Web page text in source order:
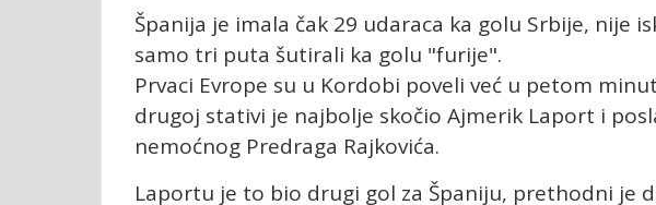
Španija je imala čak 29 udaraca ka golu Srbije, nije
samo tri puta šutirali ka golu "furije".
Prvaci Evrope su u Kordobi poveli već u petom
drugoj stativi je najbolje skočio Ajmerik Laport i
nemoćnog Predraga Rajkovića.
Laportu je to bio drugi gol za Španiju, prethodni je